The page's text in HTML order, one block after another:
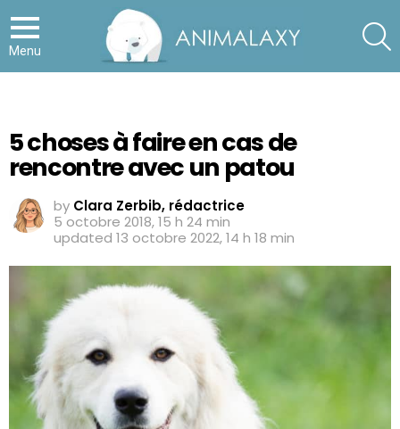
Menu
5 choses à faire en cas de
rencontre avec un patou
by Clara Zerbib, rédactrice
5 octobre 2018, 15 h 24 min
updated 13 octobre 2022, 14 h 18 min